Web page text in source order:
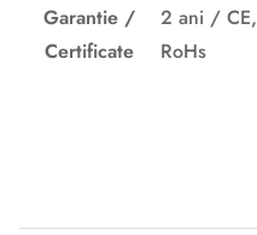
Garantie /
Certificate
2 ani / CE,
RoHs